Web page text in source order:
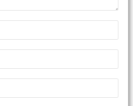
2017-Шта нас очекује
Неxт Пост
"Прави и умишљени
рака"